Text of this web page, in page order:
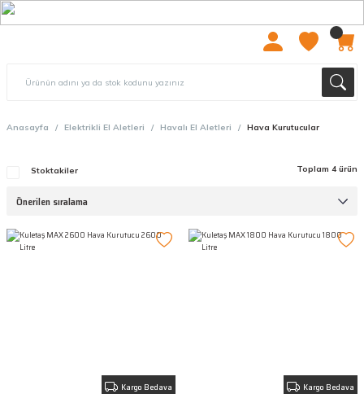
Anasayfa Elektrikli El Aletleri Havalı El Aletleri Hava Kurutucular
Stoktakiler Toplam 4 ürün
Kargo Bedava Kargo Bedava